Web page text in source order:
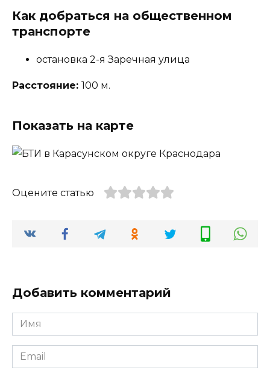
Как добраться на общественном
транспорте
остановка 2-я Заречная улица
Расстояние: 100 м.
Показать на карте
Оцените статью
Добавить комментарий
Имя
*
Email
*